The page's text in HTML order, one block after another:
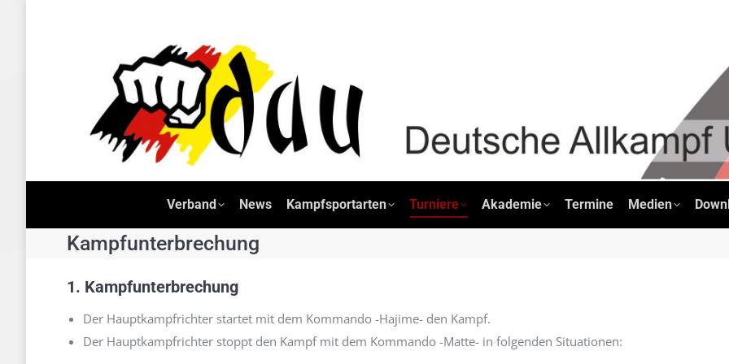
Verband News Kampfsportarten Turniere Akademie Termine Medien
Kampfunterbrechung
1. Kampfunterbrechung
Der Hauptkampfrichter startet mit dem Kommando -Hajime- den Kampf.
Der Hauptkampfrichter stoppt den Kampf mit dem Kommando -Matte- in folgenden Situationen: